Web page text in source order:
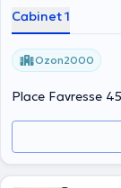
Cabinet 1
Ozon2000
Place Favresse